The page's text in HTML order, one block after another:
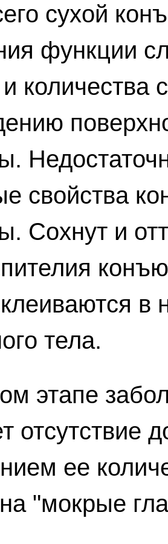
сухой
функции
количества
свойства
Сохнут и
тела.
этапе
отсутствие
ее
"мокрые